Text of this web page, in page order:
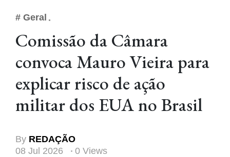
# Geral
Comissão da Câmara
convoca Mauro Vieira para
explicar risco de ação
militar dos EUA no Brasil
By REDAÇÃO
08 Jul 2026
0 Views